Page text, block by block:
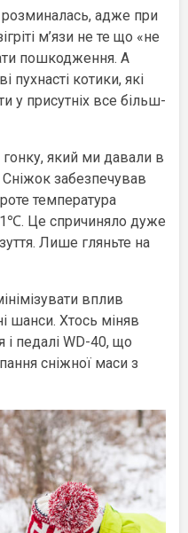
розминалась, адже при
м’язи не те що «не
пошкодження. А
пухнасті котики, які
у присутніх все більш-
який ми давали в
Сніжок забезпечував
температура
1℃. Це спричиняло дуже
Лише гляньте на
вплив
шанси. Хтось міняв
і педалі WD-40, що
сніжної маси з